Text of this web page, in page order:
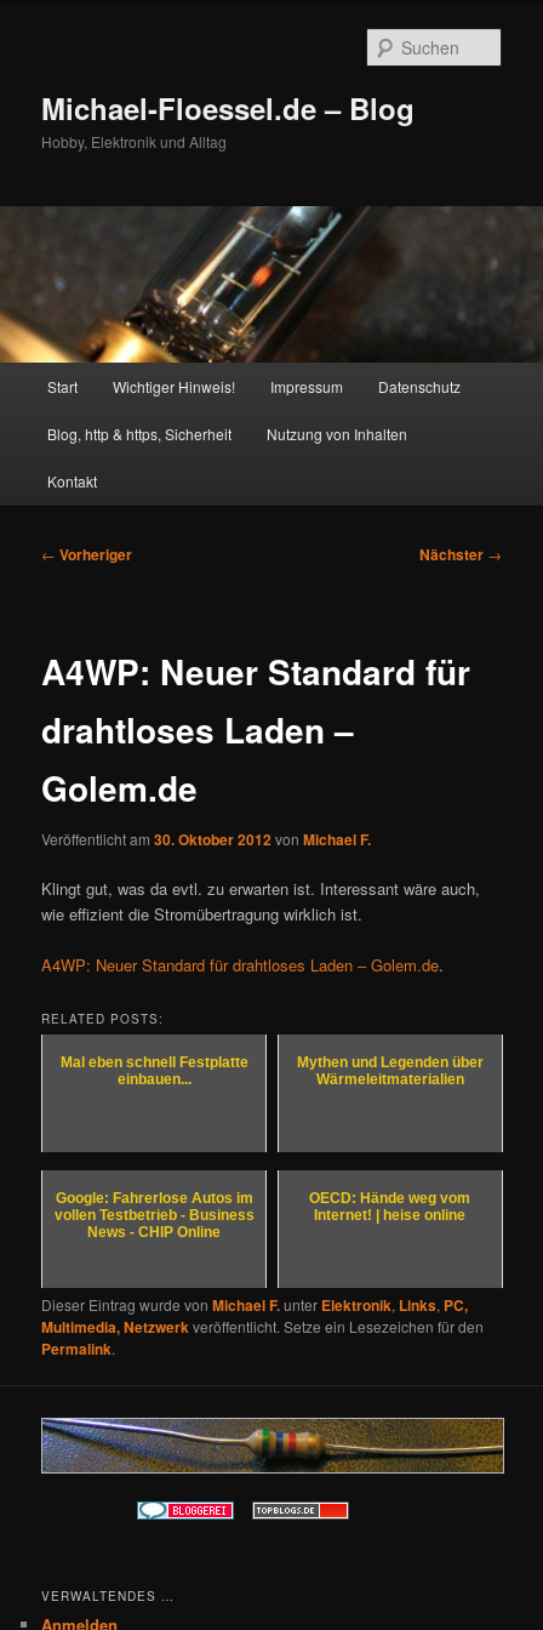
Michael-Floessel.de – Blog
Hobby, Elektronik und Alltag
Start Wichtiger Hinweis! Impressum Datenschutz
Blog, http & https, Sicherheit Nutzung von Inhalten
Kontakt
Beitragsnavigation
← Vorheriger Nächster →
A4WP: Neuer Standard für
drahtloses Laden –
Golem.de
Veröffentlicht am30. Oktober 2012vonMichael F.
Klingt gut, was da evtl. zu erwarten ist. Interessant wäre auch,
wie effizient die Stromübertragung wirklich ist.
A4WP: Neuer Standard für drahtloses Laden – Golem.de.
RELATED POSTS:
Mal eben schnell Festplatte
einbauen...
Mythen und Legenden über
Wärmeleitmaterialien
Google: Fahrerlose Autos im
vollen Testbetrieb - Business
News - CHIP Online
OECD: Hände weg vom
Internet! | heise online
Dieser Eintrag wurde vonMichael F.unter Elektronik, Links, PC,
Multimedia, Netzwerkveröffentlicht. Setze ein Lesezeichen für den
Permalink.
VERWALTENDES …
Anmelden